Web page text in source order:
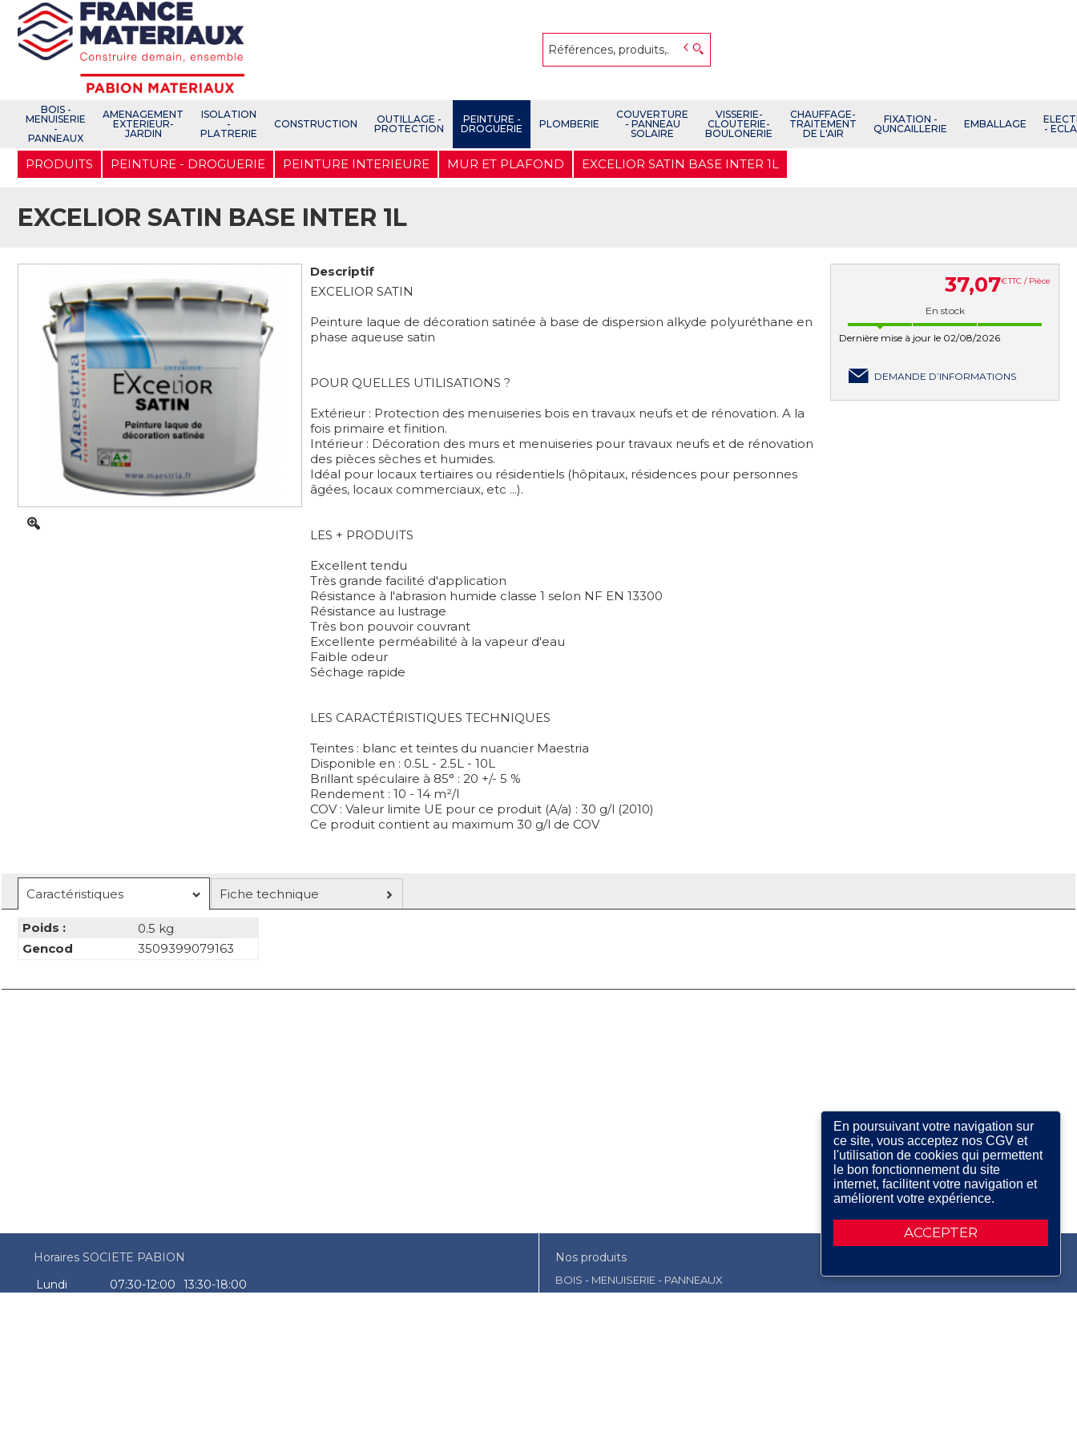
ACCEPTER
En poursuivant votre navigation sur
ce site, vous acceptez nos CGV et
l'utilisation de cookies qui permettent
le bon fonctionnement du site
internet, facilitent votre navigation et
améliorent votre expérience.
Aller
contenu
BOIS -
MENUISERIE
-
PANNEAUX
AMENAGEMENT
EXTERIEUR-
JARDIN
ISOLATION
-
PLATRERIE
CONSTRUCTION
OUTILLAGE -
PROTECTION
PEINTURE -
DROGUERIE
PLOMBERIE
COUVERTURE
- PANNEAU
SOLAIRE
VISSERIE-
CLOUTERIE-
BOULONERIE
CHAUFFAGE-
TRAITEMENT
DE L'AIR
FIXATION -
QUNCAILLERIE
EMBALLAGE
-
PRODUITS PEINTURE - DROGUERIE PEINTURE INTERIEURE MUR ET PLAFOND EXCELIOR SATIN BASE INTER 1L
EXCELIOR SATIN BASE INTER 1L
Descriptif
EXCELIOR SATIN
Peinture laque de décoration satinée à base de dispersion alkyde polyuréthane en
phase aqueuse satin
POUR QUELLES UTILISATIONS ?
Extérieur : Protection des menuiseries bois en travaux neufs et de rénovation. A la
fois primaire et finition.
Intérieur : Décoration des murs et menuiseries pour travaux neufs et de rénovation
des pièces sèches et humides.
Idéal pour locaux tertiaires ou résidentiels (hôpitaux, résidences pour personnes
âgées, locaux commerciaux, etc ...).
LES + PRODUITS
Excellent tendu
Très grande facilité d'application
Résistance à l'abrasion humide classe 1 selon NF EN 13300
Résistance au lustrage
Très bon pouvoir couvrant
Excellente perméabilité à la vapeur d'eau
Faible odeur
Séchage rapide
LES CARACTÉRISTIQUES TECHNIQUES
Teintes : blanc et teintes du nuancier Maestria
Disponible en : 0.5L - 2.5L - 10L
Brillant spéculaire à 85° : 20 +/- 5 %
Rendement : 10 - 14 m²/l
COV : Valeur limite UE pour ce produit (A/a) : 30 g/l (2010)
Ce produit contient au maximum 30 g/l de COV
37,07€TTC / Pièce
En stock
Dernière mise à jour le 02/08/2026
DEMANDE D’INFORMATIONS
Caractéristiques Fiche technique
Poids :
0.5 kg
Gencod
3509399079163
Horaires SOCIETE PABION
Lundi
07:30-12:00
13:30-18:00
Nos produits
BOIS - MENUISERIE - PANNEAUX
AMENAGEMENT EXTERIEUR- JARDIN